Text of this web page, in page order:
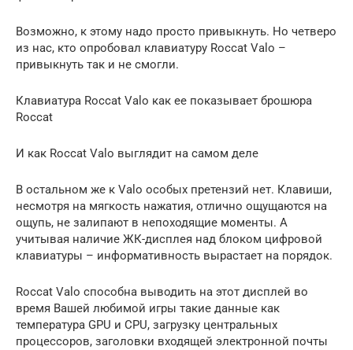
Возможно, к этому надо просто привыкнуть. Но четверо
из нас, кто опробовал клавиатуру Roccat Valo –
привыкнуть так и не смогли.
Клавиатура Roccat Valo как ее показывает брошюра
Roccat
И как Roccat Valo выглядит на самом деле
В остальном же к Valo особых претензий нет. Клавиши,
несмотря на мягкость нажатия, отлично ощущаются на
ощупь, не залипают в непоходящие моменты. А
учитывая наличие ЖК-дисплея над блоком цифровой
клавиатуры – информативность вырастает на порядок.
Roccat Valo способна выводить на этот дисплей во
время Вашей любимой игры такие данные как
температура GPU и CPU, загрузку центральных
процессоров, заголовки входящей электронной почты